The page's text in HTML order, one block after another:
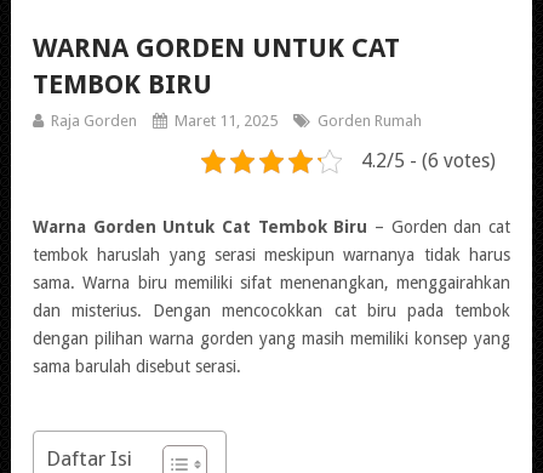
WARNA GORDEN UNTUK CAT
TEMBOK BIRU
Raja Gorden Maret 11, 2025 Gorden Rumah
4.2/5 - (6 votes)
Warna Gorden Untuk Cat Tembok Biru – Gorden dan cat
tembok haruslah yang serasi meskipun warnanya tidak harus
sama. Warna biru memiliki sifat menenangkan, menggairahkan
dan misterius. Dengan mencocokkan cat biru pada tembok
dengan pilihan warna gorden yang masih memiliki konsep yang
sama barulah disebut serasi.
Daftar Isi